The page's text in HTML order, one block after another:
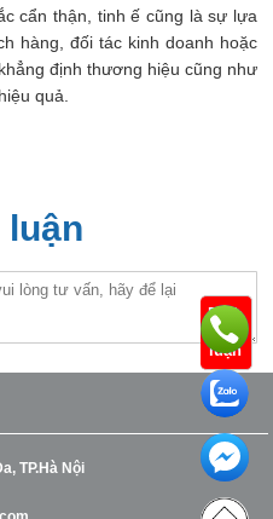
cẩn thận, tinh ế cũng là sự lựa
hàng, đối tác kinh doanh hoặc
định thương hiệu cũng như
quả.
luận
Bình
luận
TP.Hà Nội